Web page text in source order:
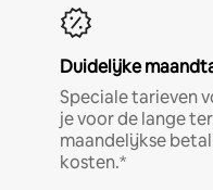
Duidelijke
Speciale tarieven
je voor de lange
maandelijkse
kosten.*